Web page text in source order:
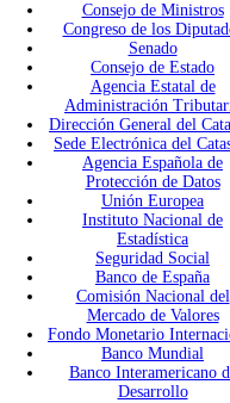
Consejo de Ministros
Congreso de los
Senado
Consejo de Estado
Agencia Estatal de
Administración
Dirección General del
Sede Electrónica del
Agencia Española de
Protección de Datos
Unión Europea
Instituto Nacional de
Estadística
Seguridad Social
Banco de España
Comisión Nacional del
Mercado de Valores
Fondo Monetario
Banco Mundial
Banco Interamericano
Desarrollo